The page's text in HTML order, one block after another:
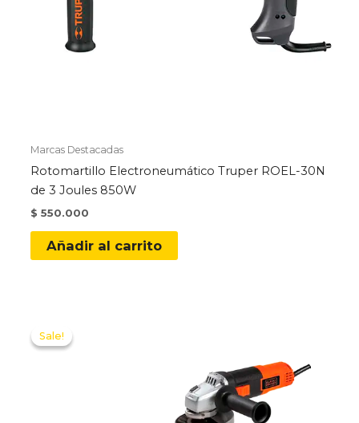
Marcas Destacadas
Rotomartillo Electroneumático Truper ROEL-30N
de 3 Joules 850W
$ 550.000
Añadir al carrito
Sale!
Sale!